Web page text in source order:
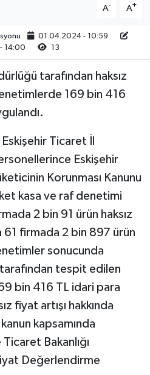
A- A+
01.04.2024 - 10:59
14:00
13
tarafından haksız
169 bin 416
Ticaret İl
Eskişehir
Korunması Kanunu
kasa ve raf denetimi
2 bin 91 ürün haksız
61 firmada 2 bin 897 ürün
sonucunda
tespit edilen
bin 416 TL idari para
fiyat artışı hakkında
kapsamında
Bakanlığı
Değerlendirme